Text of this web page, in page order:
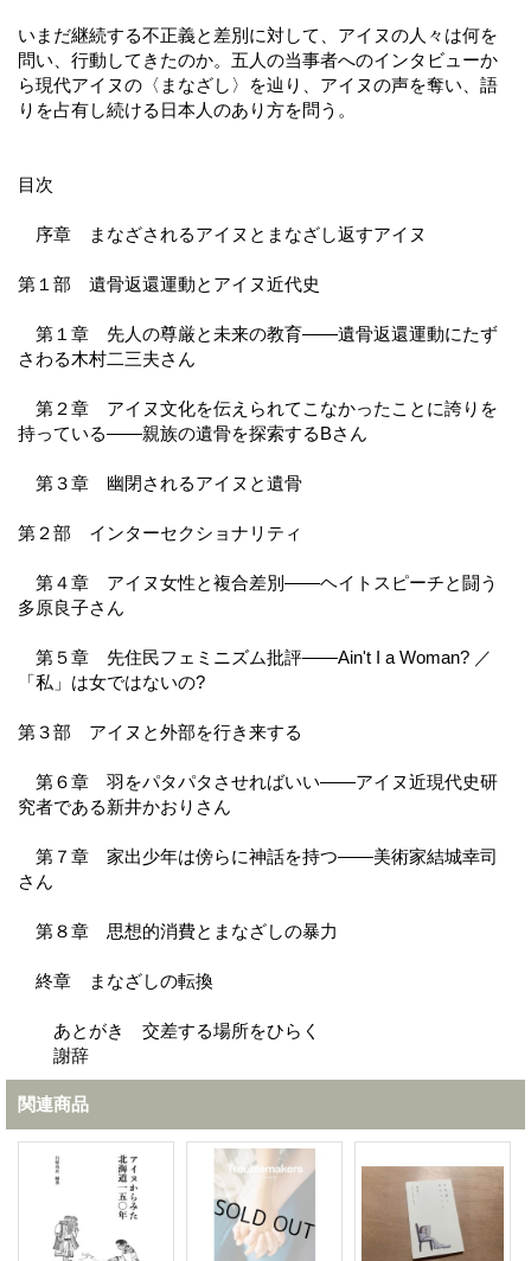
いまだ継続する不正義と差別に対して、アイヌの人々は何を
問い、行動してきたのか。五人の当事者へのインタビューか
ら現代アイヌの〈まなざし〉を辿り、アイヌの声を奪い、語
りを占有し続ける日本人のあり方を問う。
目次
序章 まなざされるアイヌとまなざし返すアイヌ
第１部 遺骨返還運動とアイヌ近代史
第１章 先人の尊厳と未来の教育――遺骨返還運動にたず
さわる木村二三夫さん
第２章 アイヌ文化を伝えられてこなかったことに誇りを
持っている――親族の遺骨を探索するBさん
第３章 幽閉されるアイヌと遺骨
第２部 インターセクショナリティ
第４章 アイヌ女性と複合差別――ヘイトスピーチと闘う
多原良子さん
第５章 先住民フェミニズム批評――Ain't I a Woman? ／
「私」は女ではないの?
第３部 アイヌと外部を行き来する
第６章 羽をパタパタさせればいい――アイヌ近現代史研
究者である新井かおりさん
第７章 家出少年は傍らに神話を持つ――美術家結城幸司
さん
第８章 思想的消費とまなざしの暴力
終章 まなざしの転換
あとがき 交差する場所をひらく
謝辞
関連商品